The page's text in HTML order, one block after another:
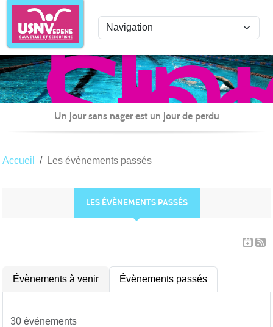
de
et
Un jour sans nager est un jour de perdu
Accueil Les évènements passés
LES ÉVÈNEMENTS PASSÉS
Évènements à venir Évènements passés
30 événements
Panneau de gestion des cookies